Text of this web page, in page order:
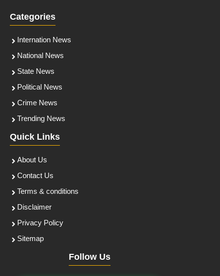
Categories
Internation News
National News
State News
Political News
Crime News
Trending News
Quick Links
About Us
Contact Us
Terms & conditions
Disclaimer
Privacy Policy
Sitemap
Follow Us